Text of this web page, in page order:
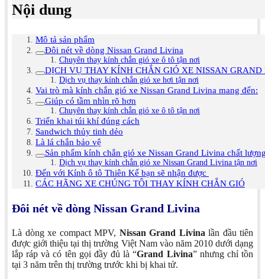
Nội dung
Mô tả sản phẩm
Đôi nét về dòng Nissan Grand Livina
Chuyên thay kính chắn gió xe ô tô tận nơi
DỊCH VỤ THAY KÍNH CHẮN GIÓ XE NISSAN
Dịch vụ thay kính chắn gió xe hơi tận nơi
Vai trò mà kính chắn gió xe Nissan Grand Livina mang đến:
Giúp có tầm nhìn rõ hơn
Chuyên thay kính chắn gió xe ô tô tận nơi
Triển khai túi khí đúng cách
Sandwich thủy tinh dẻo
Là lá chắn bảo vệ
Sản phẩm kính chắn gió xe Nissan Grand Livina chất
Dịch vụ thay kính chắn gió xe Nissan Grand Livina tận nơi
Đến với Kính ô tô Thiên Kế bạn sẽ nhận được
CÁC HÃNG XE CHÚNG TÔI THAY KÍNH CHẮN GIÓ
Đôi nét về dòng Nissan Grand Livina
Là dòng xe compact MPV, Nissan Grand Livina lần đầu tiên
được giới thiệu tại thị trường Việt Nam vào năm 2010 dưới dạng
lắp ráp và có tên gọi đầy đủ là “Grand Livina” nhưng chỉ tồn
tại 3 năm trên thị trường trước khi bị khai tử.